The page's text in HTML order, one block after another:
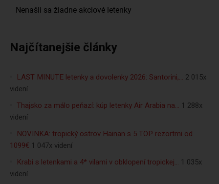
Najčítanejšie články
LAST MINUTE letenky a dovolenky 2026: Santorini,… 2 015x
videní
Thajsko za málo peňazí: kúp letenky Air Arabia na… 1 288x
videní
NOVINKA: tropický ostrov Hainan s 5 TOP rezortmi od
1099€ 1 047x videní
Krabi s letenkami a 4* vilami v obklopení tropickej… 1 035x
videní